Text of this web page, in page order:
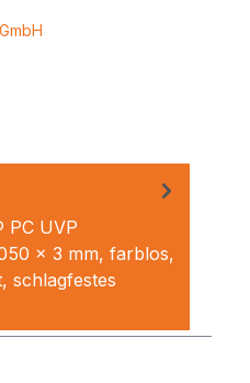
PC UVP
x 3 mm, farblos,
schlagfestes